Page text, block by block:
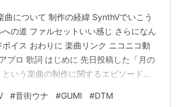
曲について 制作の経緯 SynthVでいこう
の道 ファルセットいい感じ さらになん
イス おわりに 楽曲リンク ニコニコ動
プロ 歌詞 はじめに 先日投稿した「月の
いう楽曲の制作に関するエピソードを
初の組み合わせを採用しつつ色んなこ
#音街ウナ #GUMI #DTM